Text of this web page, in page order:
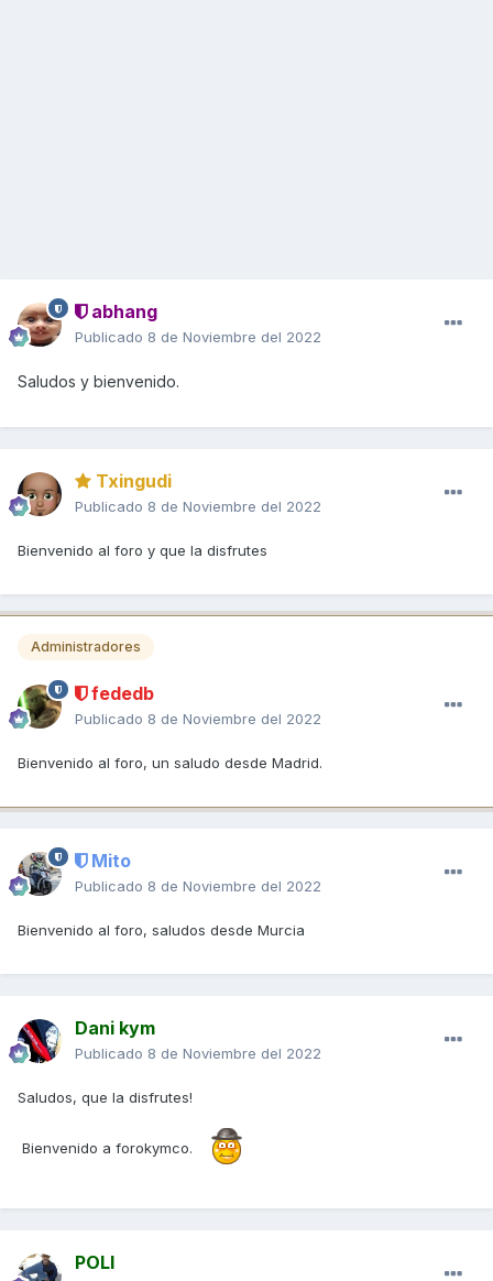
abhang
Publicado 8 de Noviembre del 2022
Saludos y bienvenido.
Txingudi
Publicado 8 de Noviembre del 2022
Bienvenido al foro y que la disfrutes
Administradores
fededb
Publicado 8 de Noviembre del 2022
Bienvenido al foro, un saludo desde Madrid.
Mito
Publicado 8 de Noviembre del 2022
Bienvenido al foro, saludos desde Murcia
Dani kym
Publicado 8 de Noviembre del 2022
Saludos, que la disfrutes!
Bienvenido a forokymco.
POLI